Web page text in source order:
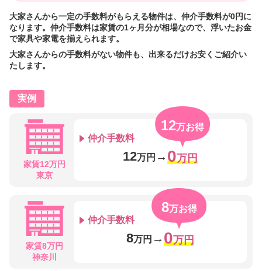
大家さんから一定の手数料がもらえる物件は、仲介手数料が0円に
なります。仲介手数料は家賃の1ヶ月分が相場なので、浮いたお金
で家具や家電を揃えられます。
大家さんからの手数料がない物件も、出来るだけお安くご紹介い
たします。
実例
家賃12万円
東京
仲介手数料
12万円 →0万円
12万お得
家賃8万円
神奈川
仲介手数料
8万円 →0万円
8万お得